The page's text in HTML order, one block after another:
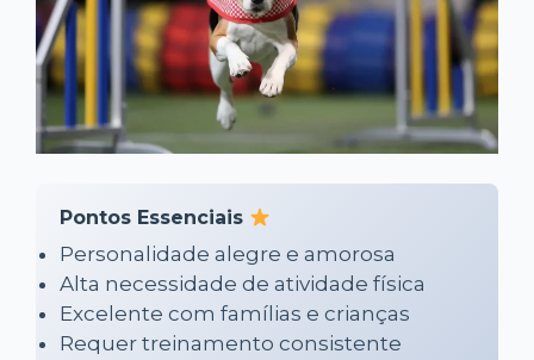
Pontos Essenciais
Personalidade alegre e amorosa
Alta necessidade de atividade física
Excelente com famílias e crianças
Requer treinamento consistente